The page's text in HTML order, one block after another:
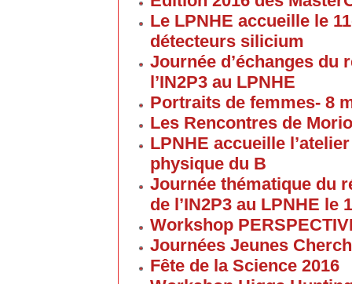
Le LPNHE accueille le
détecteurs silicium
Journée d’échanges du
l’IN2P3 au LPNHE
Portraits de femmes- 8
Les Rencontres de
LPNHE accueille
physique du B
Journée thématique du
de l’IN2P3 au LPNHE le
Workshop
Journées Jeunes
Fête de la Science 2016